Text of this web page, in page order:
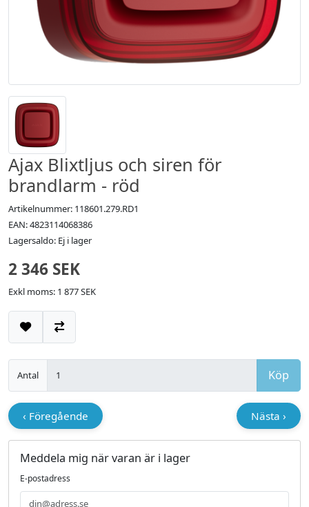
Ajax Blixtljus och siren för
brandlarm - röd
Artikelnummer: 118601.279.RD1
EAN: 4823114068386
Lagersaldo: Ej i lager
2 346 SEK
Exkl moms: 1 877 SEK
Lägg till i önskelistan
Jämför
Antal Köp
‹ Föregående Nästa ›
Meddela mig när varan är i lager
E-postadress